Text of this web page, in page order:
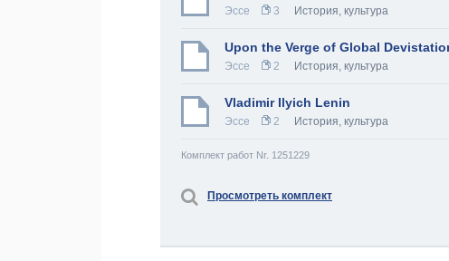
Эссе 3 История, культура
Upon the Verge of Global
Эссе 2 История, культура
Vladimir Ilyich Lenin
Эссе 2 История, культура
Комплект работ Nr. 1251229
Просмотреть комплект